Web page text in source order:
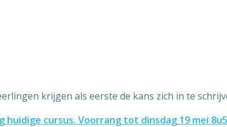
krijgen als eerste de kans zich in te
cursus. Voorrang tot dinsdag 19 mei